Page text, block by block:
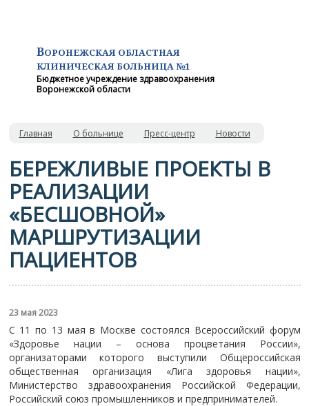
ВОРОНЕЖСКАЯ ОБЛАСТНАЯ
КЛИНИЧЕСКАЯ БОЛЬНИЦА №1
Бюджетное учреждение здравоохранения
Воронежской области
Главная О больнице Пресс-центр Новости
БЕРЕЖЛИВЫЕ ПРОЕКТЫ В
РЕАЛИЗАЦИИ
«БЕСШОВНОЙ»
МАРШРУТИЗАЦИИ
ПАЦИЕНТОВ
23 мая 2023
С 11 по 13 мая в Москве состоялся Всероссийский форум
«Здоровье нации – основа процветания России»,
организаторами которого выступили Общероссийская
общественная организация «Лига здоровья нации»,
Министерство здравоохранения Российской Федерации,
Российский союз промышленников и предпринимателей.